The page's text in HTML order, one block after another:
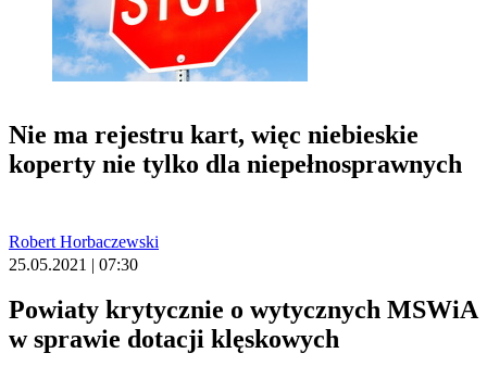
Nie ma rejestru kart, więc niebieskie
koperty nie tylko dla niepełnosprawnych
Robert Horbaczewski
25.05.2021 | 07:30
Powiaty krytycznie o wytycznych MSWiA
w sprawie dotacji klęskowych